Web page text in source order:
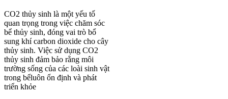
CO2 thủy sinh là một yếu tố
quan trọng trong việc chăm sóc
bể thủy sinh, đóng vai trò bổ
sung khí carbon dioxide cho cây
thủy sinh. Việc sử dụng CO2
thủy sinh đảm bảo rằng môi
trường sống của các loài sinh vật
trong bểluôn ổn định và phát
triển khỏe